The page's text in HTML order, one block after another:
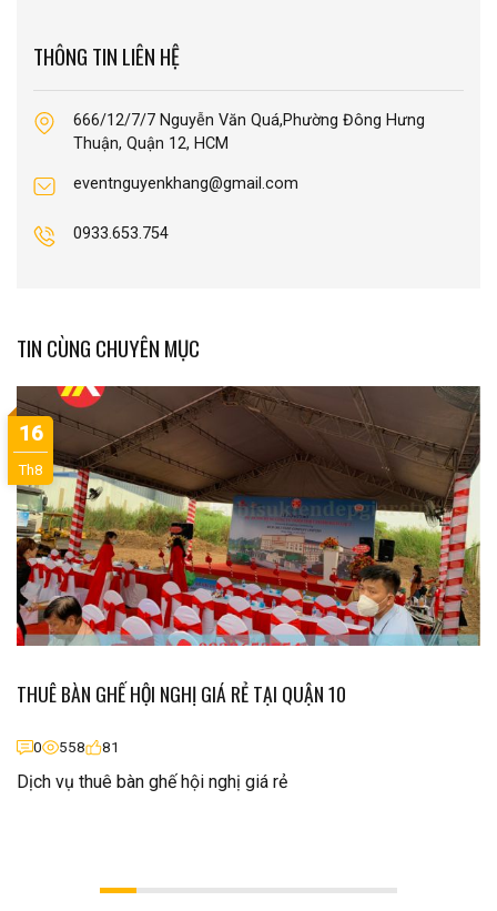
THÔNG TIN LIÊN HỆ
666/12/7/7 Nguyễn Văn Quá,Phường Đông Hưng
Thuận, Quận 12, HCM
eventnguyenkhang@gmail.com
0933.653.754
TIN CÙNG CHUYÊN MỤC
THUÊ BÀN GHẾ HỘI NGHỊ GIÁ RẺ TẠI QUẬN 10
0 558 81
Dịch vụ thuê bàn ghế hội nghị giá rẻ
16
Th8